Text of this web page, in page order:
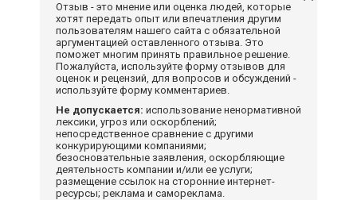
Отзыв - это мнение или оценка людей, которые
хотят передать опыт или впечатления другим
пользователям нашего сайта с обязательной
аргументацией оставленного отзыва. Это
поможет многим принять правильное решение.
Пожалуйста, используйте форму отзывов для
оценок и рецензий, для вопросов и обсуждений -
используйте форму комментариев.
Не допускается: использование ненормативной
лексики, угроз или оскорблений;
непосредственное сравнение с другими
конкурирующими компаниями;
безосновательные заявления, оскорбляющие
деятельность компании и/или ее услуги;
размещение ссылок на сторонние интернет-
ресурсы; реклама и самореклама.